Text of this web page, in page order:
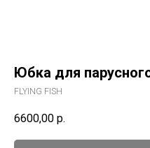
Юбка для
FLYING FISH
6600,00 р.